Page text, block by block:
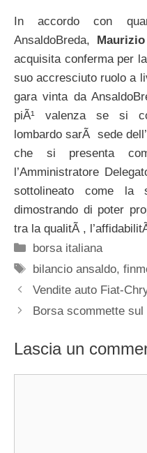
In accordo con
AnsaldoBreda,
acquisita conferma per
suo accresciuto ruolo a
gara vinta da
piÃ¹ valenza se si
lombardo sarÃ sede
che si presenta
l’Amministratore
sottolineato come
dimostrando di poter
tra la qualitÃ ,
Categorie
borsa italiana
Tag
bilancio ansaldo,
Vendite auto Fiat-
Borsa scommette
Lascia un